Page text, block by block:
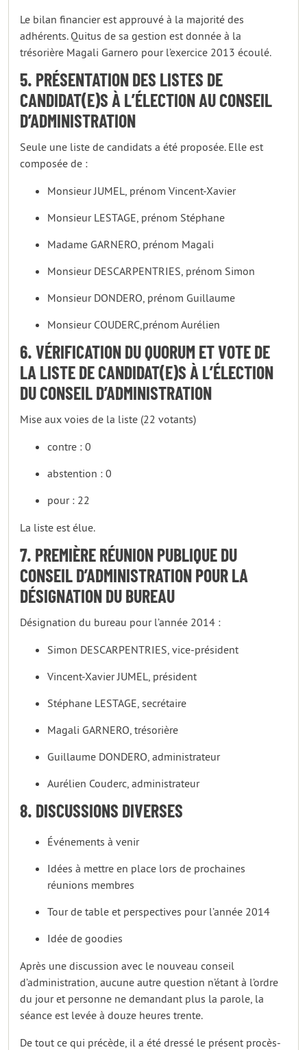
Le bilan financier est approuvé à la majorité des
adhérents. Quitus de sa gestion est donnée à la
trésorière Magali Garnero pour l’exercice 2013 écoulé.
5. PRÉSENTATION DES LISTES DE
CANDIDAT(E)S À L’ÉLECTION AU CONSEIL
D’ADMINISTRATION
Seule une liste de candidats a été proposée. Elle est
composée de :
Monsieur JUMEL, prénom Vincent-Xavier
Monsieur LESTAGE, prénom Stéphane
Madame GARNERO, prénom Magali
Monsieur DESCARPENTRIES, prénom Simon
Monsieur DONDERO, prénom Guillaume
Monsieur COUDERC,prénom Aurélien
6. VÉRIFICATION DU QUORUM ET VOTE DE
LA LISTE DE CANDIDAT(E)S À L’ÉLECTION
DU CONSEIL D’ADMINISTRATION
Mise aux voies de la liste (22 votants)
contre : 0
abstention : 0
pour : 22
La liste est élue.
7. PREMIÈRE RÉUNION PUBLIQUE DU
CONSEIL D’ADMINISTRATION POUR LA
DÉSIGNATION DU BUREAU
Désignation du bureau pour l’année 2014 :
Simon DESCARPENTRIES, vice-président
Vincent-Xavier JUMEL, président
Stéphane LESTAGE, secrétaire
Magali GARNERO, trésorière
Guillaume DONDERO, administrateur
Aurélien Couderc, administrateur
8. DISCUSSIONS DIVERSES
Événements à venir
Idées à mettre en place lors de prochaines
réunions membres
Tour de table et perspectives pour l’année 2014
Idée de goodies
Après une discussion avec le nouveau conseil
d’administration, aucune autre question n’étant à l’ordre
du jour et personne ne demandant plus la parole, la
séance est levée à douze heures trente.
De tout ce qui précède, il a été dressé le présent procès-